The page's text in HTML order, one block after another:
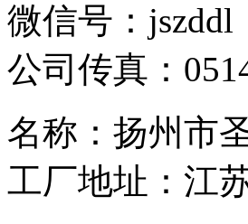
微信号：
公司传真：
名称：扬州
工厂地址：江